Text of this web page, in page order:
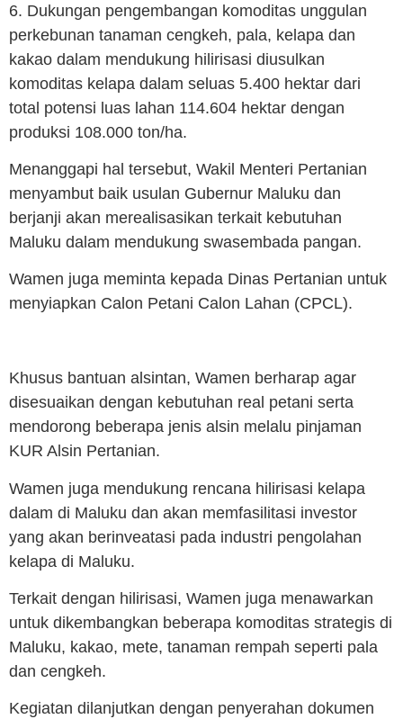
6. Dukungan pengembangan komoditas unggulan
perkebunan tanaman cengkeh, pala, kelapa dan
kakao dalam mendukung hilirisasi diusulkan
komoditas kelapa dalam seluas 5.400 hektar dari
total potensi luas lahan 114.604 hektar dengan
produksi 108.000 ton/ha.
Menanggapi hal tersebut, Wakil Menteri Pertanian
menyambut baik usulan Gubernur Maluku dan
berjanji akan merealisasikan terkait kebutuhan
Maluku dalam mendukung swasembada pangan.
Wamen juga meminta kepada Dinas Pertanian untuk
menyiapkan Calon Petani Calon Lahan (CPCL).
Khusus bantuan alsintan, Wamen berharap agar
disesuaikan dengan kebutuhan real petani serta
mendorong beberapa jenis alsin melalu pinjaman
KUR Alsin Pertanian.
Wamen juga mendukung rencana hilirisasi kelapa
dalam di Maluku dan akan memfasilitasi investor
yang akan berinveatasi pada industri pengolahan
kelapa di Maluku.
Terkait dengan hilirisasi, Wamen juga menawarkan
untuk dikembangkan beberapa komoditas strategis di
Maluku, kakao, mete, tanaman rempah seperti pala
dan cengkeh.
Kegiatan dilanjutkan dengan penyerahan dokumen